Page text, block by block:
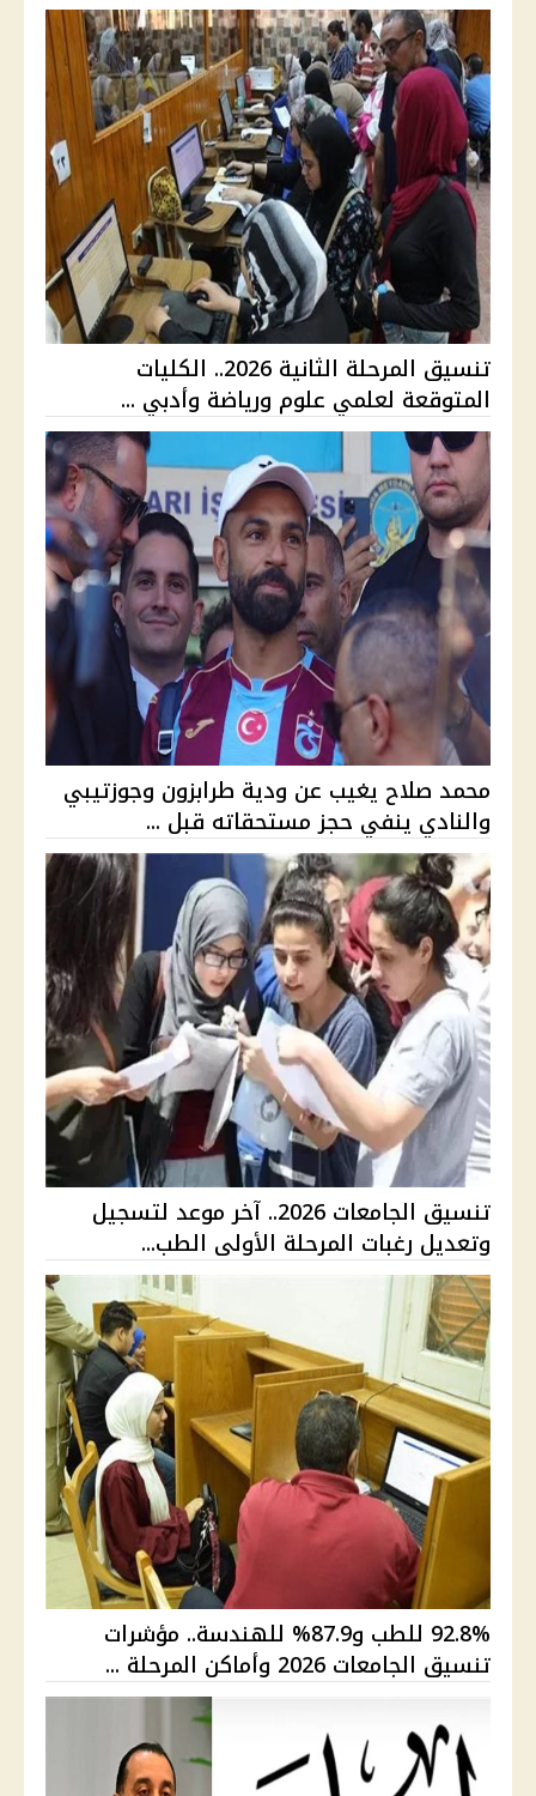
تنسيق المرحلة الثانية 2026.. الكليات
المتوقعة لعلمي علوم ورياضة وأدبي ...
محمد صلاح يغيب عن ودية طرابزون وجوزتيبي
والنادي ينفي حجز مستحقاته قبل ...
تنسيق الجامعات 2026.. آخر موعد لتسجيل
وتعديل رغبات المرحلة الأولى الطب...
92.8% للطب و87.9% للهندسة.. مؤشرات
تنسيق الجامعات 2026 وأماكن المرحلة ...